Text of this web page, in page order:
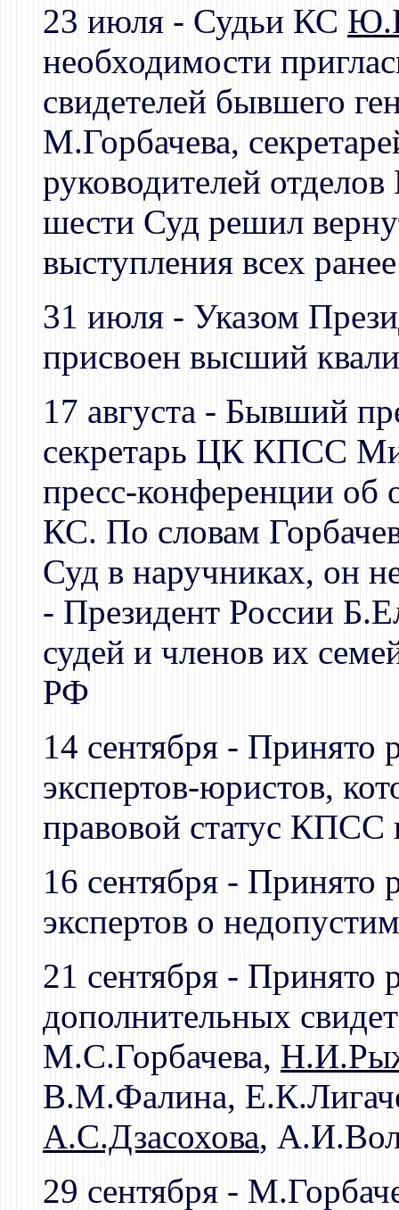
23 июля - Судьи КС
необходимости
свидетелей бывшего
М.Горбачева,
руководителей
шести Суд решил
выступления всех
31 июля - Указом
присвоен высший
17 августа - Бывший
секретарь ЦК КПСС
пресс-конференции об
КС. По словам
Суд в наручниках, он
- Президент России
судей и членов их
РФ
14 сентября - Принято
экспертов-юристов,
правовой статус
16 сентября - Принято
экспертов о
21 сентября - Принято
дополнительных
М.С.Горбачева,
В.М.Фалина,
А.С.Дзасохова,
29 сентября -